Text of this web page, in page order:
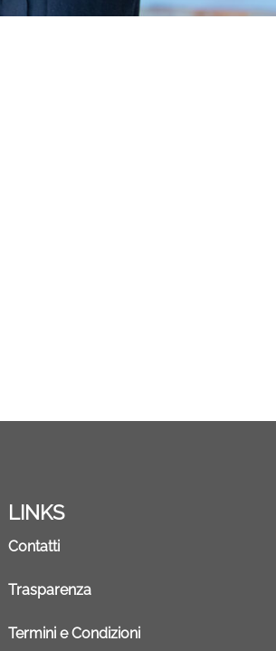
LINKS
Contatti
Trasparenza
Termini e Condizioni